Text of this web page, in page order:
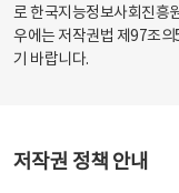
로 한국지능정보사회진흥
우에는 저작권법 제97조
기 바랍니다.
저작권 정책 안내